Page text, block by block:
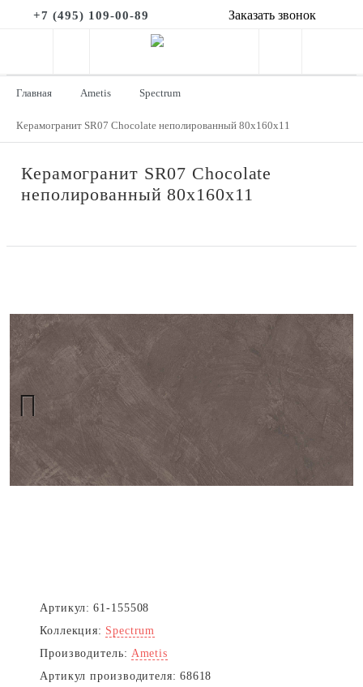
+7 (495) 109-00-89 Заказать звонок
Главная Ametis Spectrum
Керамогранит SR07 Chocolate неполированный 80x160х11
Керамогранит SR07 Chocolate
неполированный 80x160х11
Next
Артикул: 61-155508
Коллекция: Spectrum
Производитель: Ametis
Артикул производителя: 68618